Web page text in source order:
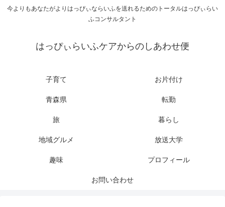
今よりもあなたがよりはっぴぃならいふを送れるためのトータルはっぴぃらい
ふコンサルタント
はっぴぃらいふケアからのしあわせ便
子育て お片付け
青森県 転勤
旅 暮らし
地域グルメ 放送大学
趣味 プロフィール
お問い合わせ